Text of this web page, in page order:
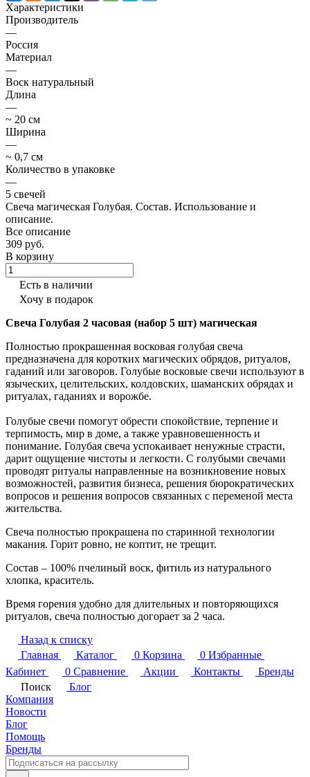
Характеристики
Производитель
—
Россия
Материал
—
Воск натуральный
Длина
—
~ 20 см
Ширина
—
~ 0,7 см
Количество в упаковке
—
5 свечей
Свеча магическая Голубая. Состав. Использование и
описание.
Все описание
309 руб.
В корзину
Есть в наличии
Хочу в подарок
Свеча Голубая 2 часовая (набор 5 шт) магическая
Полностью прокрашенная восковая голубая свеча
предназначена для коротких магических обрядов, ритуалов,
гаданий или заговоров. Голубые восковые свечи используют в
языческих, целительских, колдовских, шаманских обрядах и
ритуалах, гаданиях и ворожбе.
Голубые свечи помогут обрести спокойствие, терпение и
терпимость, мир в доме, а также уравновешенность и
понимание. Голубая свеча успокаивает ненужные страсти,
дарит ощущение чистоты и легкости. С голубыми свечами
проводят ритуалы направленные на возникновение новых
возможностей, развития бизнеса, решения бюрократических
вопросов и решения вопросов связанных с переменой места
жительства.
Свеча полностью прокрашена по старинной технологии
макания. Горит ровно, не коптит, не трещит.
Состав – 100% пчелиный воск, фитиль из натурального
хлопка, краситель.
Время горения удобно для длительных и повторяющихся
ритуалов, свеча полностью догорает за 2 часа.
Назад к списку
Главная
Каталог 0 Корзина 0 Избранные
Кабинет
0 Сравнение Акции Контакты
Бренды
Поиск
Блог
Компания
Новости
Блог
Помощь
Бренды